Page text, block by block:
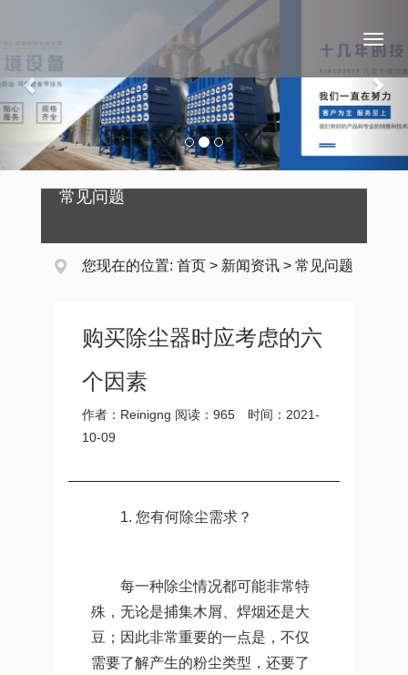
常见问题
您现在的位置: 首页> 新闻资讯> 常见问题
购买除尘器时应考虑的六
个因素
作者：Reinigng 阅读： 965 时间：2021-
10-09
1. 您有何除尘需求？
每一种除尘情况都可能非常特
殊，无论是捕集木屑、焊烟还是大
豆；因此非常重要的一点是，不仅
需要了解产生的粉尘类型，还要了